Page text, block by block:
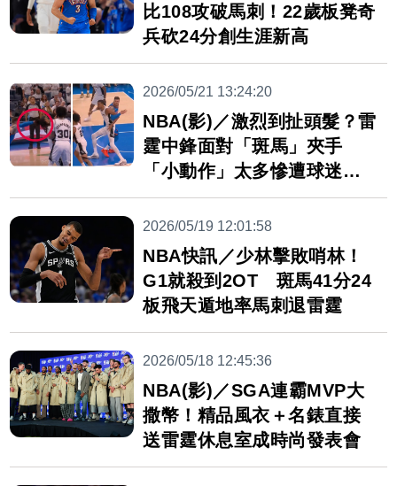
比108攻破馬刺！22歲板凳奇
兵砍24分創生涯新高
2026/05/21 13:24:20
NBA(影)／激烈到扯頭髮？雷
霆中鋒面對「斑馬」夾手
「小動作」太多慘遭球迷開
噴
2026/05/19 12:01:58
NBA快訊／少林擊敗哨林！
G1就殺到2OT 斑馬41分24
板飛天遁地率馬刺退雷霆
2026/05/18 12:45:36
NBA(影)／SGA連霸MVP大
撒幣！精品風衣＋名錶直接
送雷霆休息室成時尚發表會